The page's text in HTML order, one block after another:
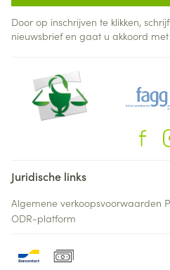
Door op inschrijven te klikken,
nieuwsbrief en gaat u akkoord
Juridische links
Algemene verkoopsvoorwaarden
ODR-platform